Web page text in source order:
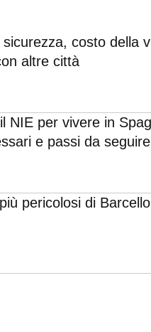
costo della
altre città
NIE per vivere in
e passi da seguire
pericolosi di